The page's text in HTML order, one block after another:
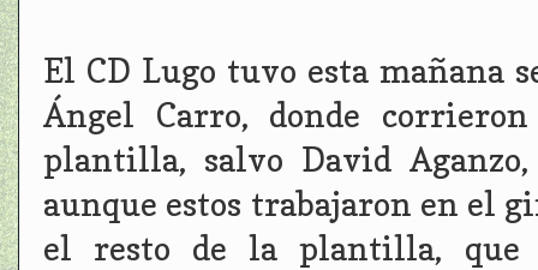
El CD Lugo tuvo esta mañana
Ángel Carro, donde
plantilla, salvo David
aunque estos trabajaron en el
el resto de la plantilla, que